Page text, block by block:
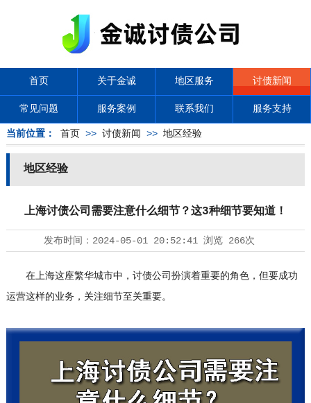
首页 关于金诚 地区服务 讨债新闻
常见问题 服务案例 联系我们 服务支持
当前位置： 首页 >> 讨债新闻 >> 地区经验
地区经验
上海讨债公司需要注意什么细节？这3种细节要知道！
发布时间： 2024-05-01 20:52:41浏览 266次
在上海这座繁华城市中， 讨债公司 扮演着重要的角色，但要成功
运营这样的业务，关注细节至关重要。